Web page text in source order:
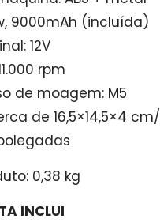
9000mAh (incluída)
12V
rpm
de moagem: M5
de 16,5×14,5×4 cm/
0,38 kg
INCLUI